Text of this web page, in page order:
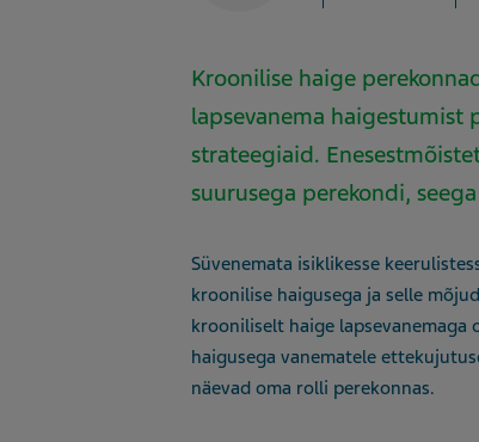
Kroonilise haige
lapsevanema
strateegiaid.
suurusega perekondi,
Süvenemata isiklikesse
kroonilise haigusega ja selle
krooniliselt haige
haigusega vanematele
näevad oma rolli perekonnas.